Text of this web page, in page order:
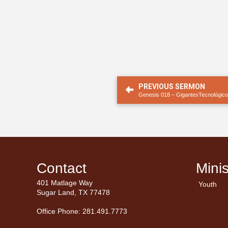
PREVIOUS SERMON
Genesis 018 –
Contact
401 Matlage Way
Sugar Land, TX 77478
Office Phone: 281.491.7773
Youth